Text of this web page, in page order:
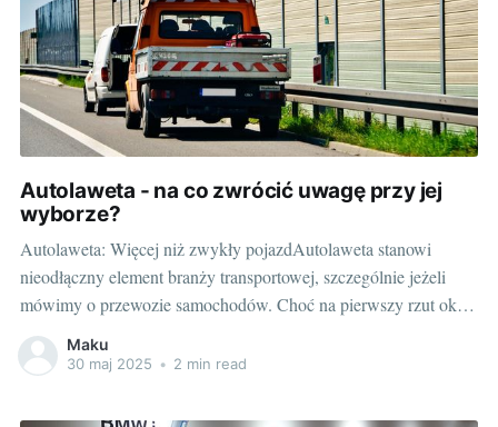
Autolaweta - na co zwrócić uwagę przy jej
wyborze?
Autolaweta: Więcej niż zwykły pojazdAutolaweta stanowi
nieodłączny element branży transportowej, szczególnie jeżeli
mówimy o przewozie samochodów. Choć na pierwszy rzut oka
może przypominać ciężarówkę, rysuje się jako specjalistyczny
pojazd z szeregami unikalnych feature’ów i wymogów. To, co
głównej roli - bezpiecznego
Maku
30 maj 2025 • 2 min read